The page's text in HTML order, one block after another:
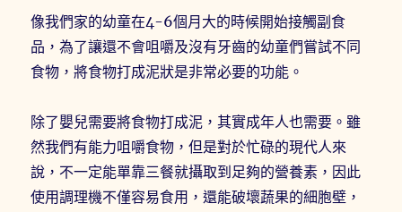
像我們家的幼童在4-6個月大的時候開始接觸副食
品，為了讓還不會咀嚼及沒有牙齒的幼童們嘗試不同
食物，將食物打成泥狀是非常必要的功能。
除了嬰兒需要將食物打成泥，其實成年人也需要。雖
然我們有能力咀嚼食物，但是對於忙碌的現代人來
說，不一定能單靠三餐就攝取到足夠的營養素，因此
使用調理機不僅容易食用，還能破壞蔬果的細胞壁，